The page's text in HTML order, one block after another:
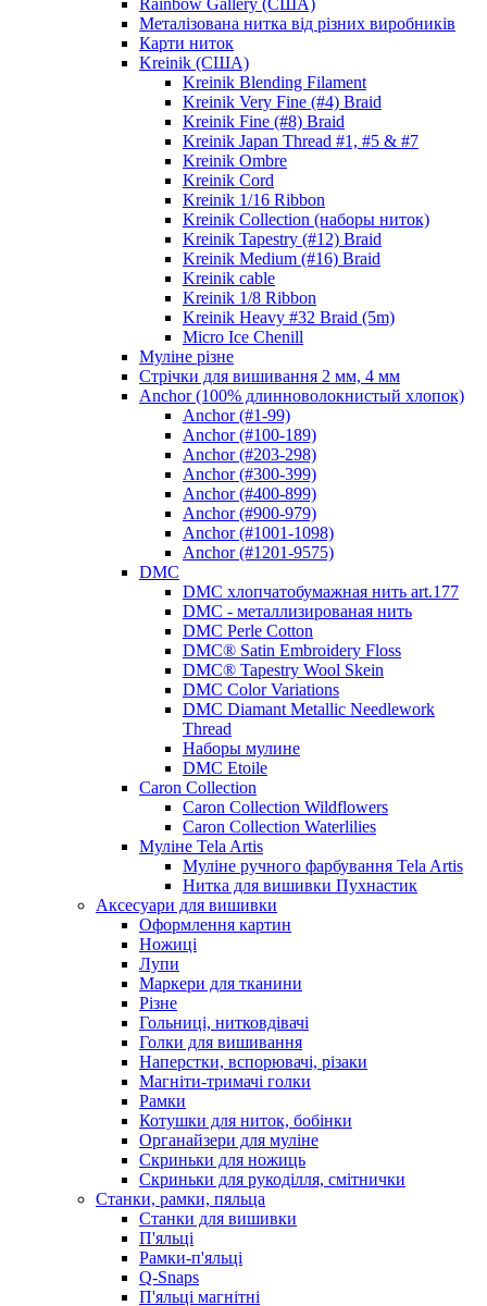
Металізована нитка від різних виробників
Карти ниток
Kreinik (США)
Kreinik Blending Filament
Kreinik Very Fine (#4) Braid
Kreinik Fine (#8) Braid
Kreinik Japan Thread #1, #5 & #7
Kreinik Ombre
Kreinik Cord
Kreinik 1/16 Ribbon
Kreinik Collection (наборы ниток)
Kreinik Tapestry (#12) Braid
Kreinik Medium (#16) Braid
Kreinik cable
Kreinik 1/8 Ribbon
Kreinik Heavy #32 Braid (5m)
Micro Ice Chenill
Муліне різне
Стрічки для вишивання 2 мм, 4 мм
Anchor (100% длинноволокнистый хлопок)
Anchor (#1-99)
Anchor (#100-189)
Anchor (#203-298)
Anchor (#300-399)
Anchor (#400-899)
Anchor (#900-979)
Anchor (#1001-1098)
Anchor (#1201-9575)
DMC
DMC хлопчатобумажная нить art.177
DMC - металлизированая нить
DMC Perle Cotton
DMC® Satin Embroidery Floss
DMC® Tapestry Wool Skein
DMC Color Variations
DMC Diamant Metallic Needlework
Thread
Наборы мулине
DMC Etoile
Caron Collection
Caron Collection Wildflowers
Caron Collection Waterlilies
Муліне Tela Artis
Муліне ручного фарбування Tela Artis
Нитка для вишивки Пухнастик
Аксесуари для вишивки
Оформлення картин
Ножиці
Лупи
Маркери для тканини
Різне
Гольниці, нитковдівачі
Голки для вишивання
Наперстки, вспорювачі, різаки
Магніти-тримачі голки
Рамки
Котушки для ниток, бобінки
Органайзери для муліне
Скриньки для ножиць
Скриньки для рукоділля, смітнички
Станки, рамки, пяльца
Станки для вишивки
П'яльці
Рамки-п'яльці
Q-Snaps
П'яльці магнітні